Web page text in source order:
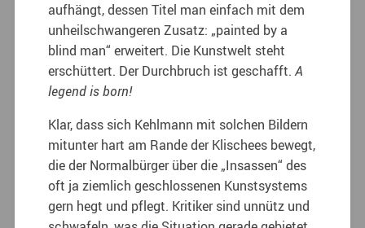
aufhängt, dessen Titel man einfach mit dem
unheilschwangeren Zusatz: „painted by a
blind man“ erweitert. Die Kunstwelt steht
erschüttert. Der Durchbruch ist geschafft.A
legend is born!
Klar, dass sich Kehlmann mit solchen Bildern
mitunter hart am Rande der Klischees bewegt,
die der Normalbürger über die „Insassen“ des
oft ja ziemlich geschlossenen Kunstsystems
gern hegt und pflegt. Kritiker sind unnütz und